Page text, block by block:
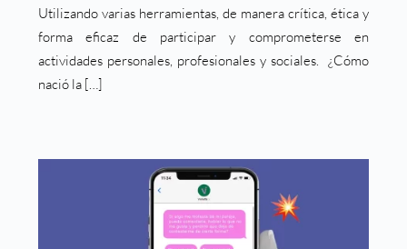
Utilizando varias herramientas, de manera crítica, ética y
forma eficaz de participar y comprometerse en
actividades personales, profesionales y sociales. ¿Cómo
nació la […]